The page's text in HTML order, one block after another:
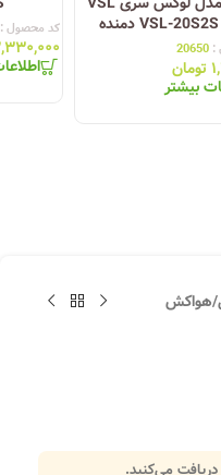
:
20650
تومان
بیشتر
کد محصول
/هواکش